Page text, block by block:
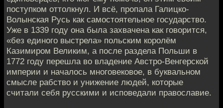
поступком оттолкнул. И всё, пропала Галицко-
Волынская Русь как самостоятельное государство.
Уже в 1339 году она была захвачена как говорится,
«без единого выстрела» польским королём
Казимиром Великим, а после раздела Польши в
1772 году перешла во владение Австро-Венгерской
империи и началось многовековое, в буквальном
смысле рабство и унижение людей, которые
считали себя русскими и исповедали православие.